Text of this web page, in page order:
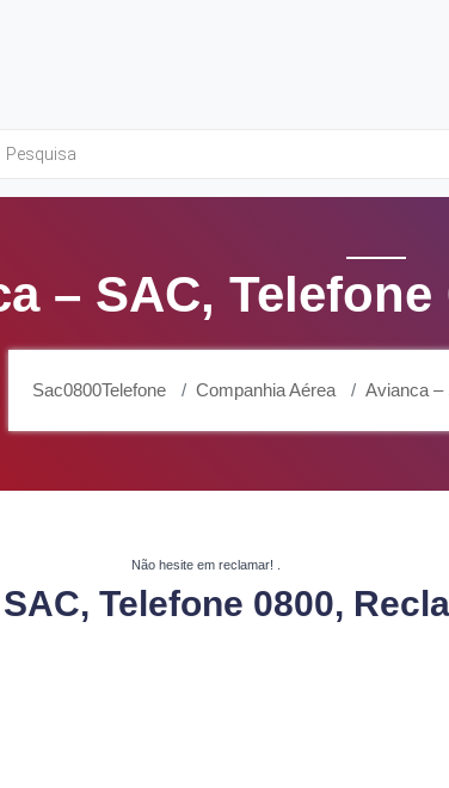
– SAC,
Sac0800Telefone Companhia Aérea Avianca –
Não hesite em reclamar!
Telefone 0800,